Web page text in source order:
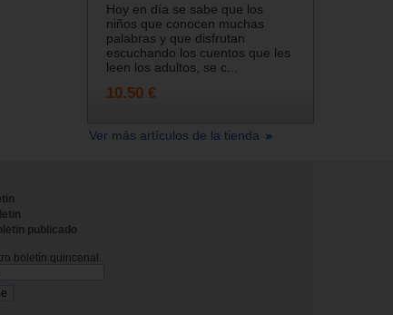
Hoy en día se sabe que los
niños que conocen muchas
palabras y que disfrutan
escuchando los cuentos que les
leen los adultos, se c...
10.50 €
Ver más artículos de la tienda
publicado
boletín quincenal.